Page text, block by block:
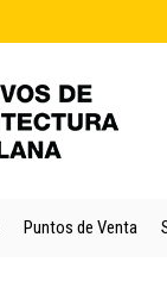
Puntos de Venta